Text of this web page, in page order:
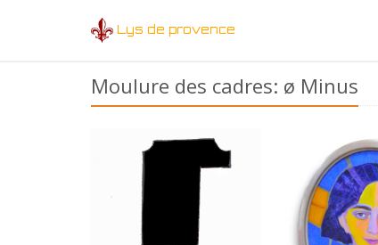
Lys de provence
Moulure des cadres: ø Minus